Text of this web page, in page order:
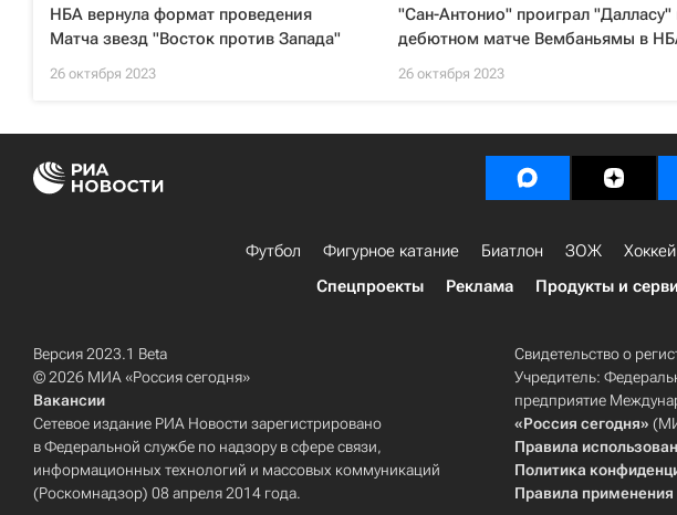
НБА вернула формат проведения
Матча звезд "Восток против Запада"
26 октября 2023
"Сан-Антонио" проиграл "Далласу"
дебютном матче Вембаньямы в
26 октября 2023
Футбол Фигурное катание Биатлон ЗОЖ Хоккей
Спецпроекты
Реклама Продукты и
Версия 2023.1 Beta
© 2026 МИА «Россия сегодня»
Вакансии
Сетевое издание РИА Новости зарегистрировано
в Федеральной службе по надзору в сфере связи,
информационных технологий и массовых коммуникаций
(Роскомнадзор) 08 апреля 2014 года.
Свидетельство о
Учредитель:
предприятие
«Россия сегодня»
Правила
Политика
Правила применения